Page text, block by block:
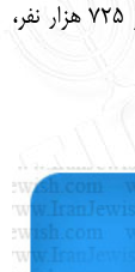
«اوترشت» است و پايتخت آن با جمعيتي بالغ بر 725 هزار نفر،